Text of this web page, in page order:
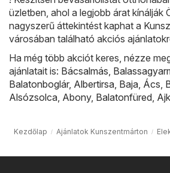
üzletben, ahol a legjobb árat kínálják
nagyszerű áttekintést kaphat a
városában található akciós
Ha még több akciót keres, nézze
ajánlatait is: Bácsalmás
Balatonboglár, Albertirsa Baja Ács
Alsózsolca Abony, Balatonfüred
Kezdőlap Ajánlatok Kunszentmárton